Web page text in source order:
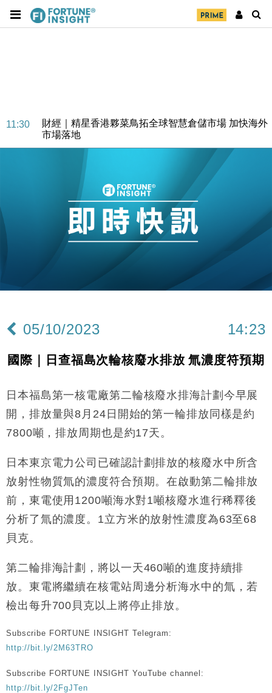
11:30
財經｜精星香港夥菜鳥拓全球智慧倉儲市場 加快海外
市場落地
地產｜大酒店中期轉賺2300萬元 斥21億翻新香港及
國際｜特朗普赴洛杉磯高球場活動前 男子攜槍彈被捕
財經｜香港7月PMI回落至51 企業擴張放慢兼縮減人
11:40
財經｜黑石傳再籌逾360億美元 支援Anthropic租用
財經｜美商務部擬擴大金屬關稅範圍 14類產品或加徵
17:40
財經｜本港6月零售額連升14個月 珠寶鐘錶銷售升勢
16:33
財經｜滙控重啟最多10億美元回購 派息比率目標維持
15:59
財經｜SA售股自救後再出手 斥4億美元押注未上市公
司
11:30
財經｜精星香港夥菜鳥拓全球智慧倉儲市場 加快海外
市場落地
14:50
地產｜大酒店中期轉賺2300萬元 斥21億翻新香港及
東京半島
13:12
國際｜特朗普赴洛杉磯高球場活動前 男子攜槍彈被捕
12:30
財經｜香港7月PMI回落至51 企業擴張放慢兼縮減人
Google晶片
10:57
財經｜美商務部擬擴大金屬關稅範圍 14類產品或加徵
25%
18:15
本地｜新世界K11 9月升級會員制度 增鉑金卡級別鎖
財經｜本港6月零售額連升14個月 珠寶鐘錶銷售升勢
最強
16:33
財經｜滙控重啟最多10億美元回購 派息比率目標維持
05/10/2023 14:23
國際｜日查福島次輪核廢水排放 氚濃度符預期
日本福島第一核電廠第二輪核廢水排海計劃今早展
開，排放量與8月24日開始的第一輪排放同樣是約
7800噸，排放周期也是約17天。
日本東京電力公司已確認計劃排放的核廢水中所含
放射性物質氚的濃度符合預期。在啟動第二輪排放
前，東電使用1200噸海水對1噸核廢水進行稀釋後
分析了氚的濃度。1立方米的放射性濃度為63至68
貝克。
第二輪排海計劃，將以一天460噸的進度持續排
放。東電將繼續在核電站周邊分析海水中的氚，若
檢出每升700貝克以上將停止排放。
Subscribe FORTUNE INSIGHT Telegram:
http://bit.ly/2M63TRO
Subscribe FORTUNE INSIGHT YouTube channel:
http://bit.ly/2FgJTen